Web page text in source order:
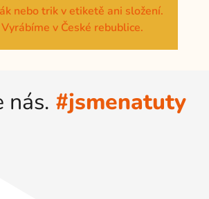
nebo trik v etiketě ani složení.
Vyrábíme v České rebublice.
nás. #jsmenatuty